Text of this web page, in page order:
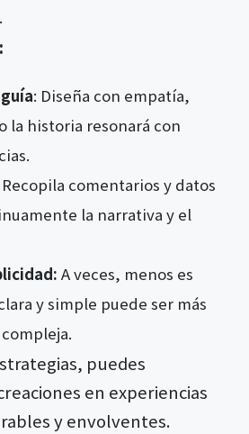
: Diseña con empatía,
la historia resonará con
Recopila comentarios y datos
la narrativa y el
A veces, menos es
y simple puede ser más
puedes
en experiencias
y envolventes.